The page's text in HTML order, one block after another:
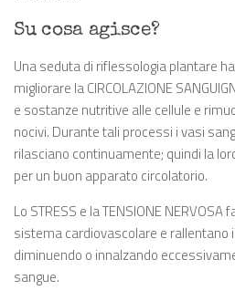
Su cosa agisce?
Una seduta di riflessologia plantare
migliorare la CIRCOLAZIONE
e sostanze nutritive alle cellule e
nocivi. Durante tali processi i vasi
rilasciano continuamente; quindi la
per un buon apparato circolatorio.
Lo STRESS e la TENSIONE
sistema cardiovascolare e rallentano
diminuendo o innalzando
sangue.